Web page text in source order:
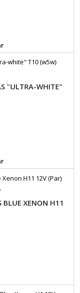
"ULTRA-WHITE"
BLUE XENON H11